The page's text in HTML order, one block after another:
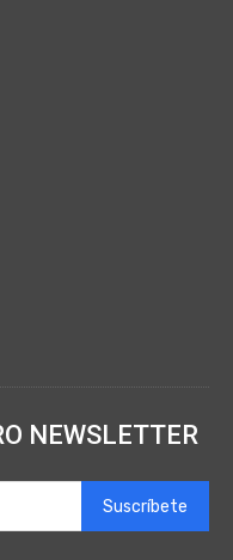
NEWSLETTER
Suscríbete